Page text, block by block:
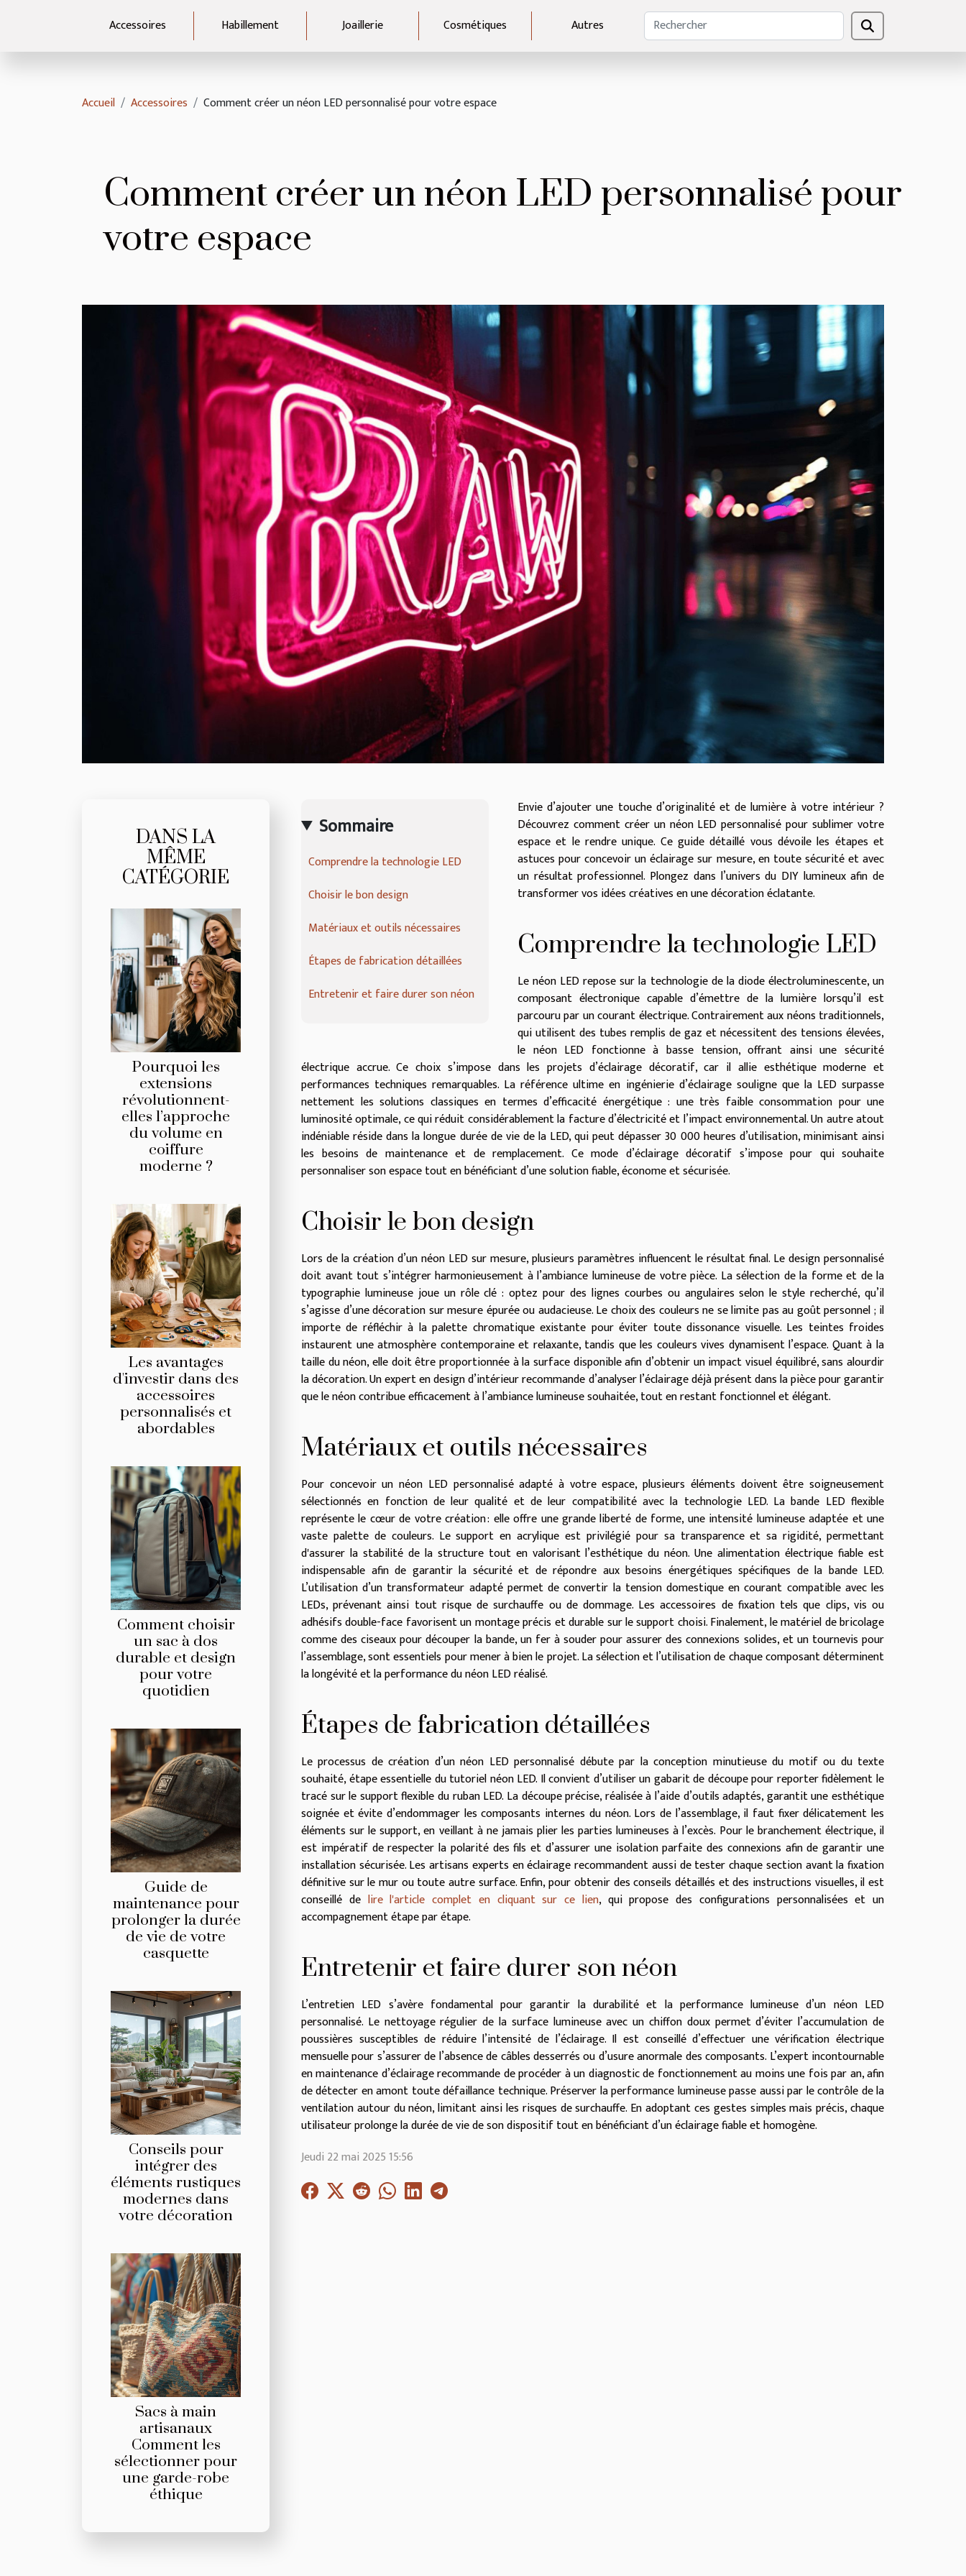
Accessoires Habillement Joaillerie Cosmétiques Autres
Accueil Accessoires Comment créer un néon LED personnalisé pour votre espace
Comment créer un néon LED personnalisé pour
votre espace
DANS LA
MÊME
CATÉGORIE
Pourquoi les
extensions
révolutionnent-
elles l’approche
du volume en
coiffure
moderne ?
Les avantages
d'investir dans des
accessoires
personnalisés et
abordables
Comment choisir
un sac à dos
durable et design
pour votre
quotidien
Guide de
maintenance pour
prolonger la durée
de vie de votre
casquette
Conseils pour
intégrer des
éléments rustiques
modernes dans
votre décoration
Sacs à main
artisanaux
Comment les
sélectionner pour
une garde-robe
éthique
Sommaire
Comprendre la technologie LED
Choisir le bon design
Matériaux et outils nécessaires
Étapes de fabrication détaillées
Entretenir et faire durer son néon
Envie d’ajouter une touche d’originalité et de lumière à votre intérieur ?
Découvrez comment créer un néon LED personnalisé pour sublimer votre
espace et le rendre unique. Ce guide détaillé vous dévoile les étapes et
astuces pour concevoir un éclairage sur mesure, en toute sécurité et avec
un résultat professionnel. Plongez dans l’univers du DIY lumineux afin de
transformer vos idées créatives en une décoration éclatante.
Comprendre la technologie LED
Le néon LED repose sur la technologie de la diode électroluminescente, un
composant électronique capable d’émettre de la lumière lorsqu’il est
parcouru par un courant électrique. Contrairement aux néons traditionnels,
qui utilisent des tubes remplis de gaz et nécessitent des tensions élevées,
le néon LED fonctionne à basse tension, offrant ainsi une sécurité
électrique accrue. Ce choix s’impose dans les projets d’éclairage décoratif, car il allie esthétique moderne et
performances techniques remarquables. La référence ultime en ingénierie d’éclairage souligne que la LED surpasse
nettement les solutions classiques en termes d’efficacité énergétique : une très faible consommation pour une
luminosité optimale, ce qui réduit considérablement la facture d’électricité et l’impact environnemental. Un autre atout
indéniable réside dans la longue durée de vie de la LED, qui peut dépasser 30 000 heures d’utilisation, minimisant ainsi
les besoins de maintenance et de remplacement. Ce mode d’éclairage décoratif s’impose pour qui souhaite
personnaliser son espace tout en bénéficiant d’une solution fiable, économe et sécurisée.
Choisir le bon design
Lors de la création d’un néon LED sur mesure, plusieurs paramètres influencent le résultat final. Le design personnalisé
doit avant tout s’intégrer harmonieusement à l’ambiance lumineuse de votre pièce. La sélection de la forme et de la
typographie lumineuse joue un rôle clé : optez pour des lignes courbes ou angulaires selon le style recherché, qu’il
s’agisse d’une décoration sur mesure épurée ou audacieuse. Le choix des couleurs ne se limite pas au goût personnel ; il
importe de réfléchir à la palette chromatique existante pour éviter toute dissonance visuelle. Les teintes froides
instaurent une atmosphère contemporaine et relaxante, tandis que les couleurs vives dynamisent l’espace. Quant à la
taille du néon, elle doit être proportionnée à la surface disponible afin d’obtenir un impact visuel équilibré, sans alourdir
la décoration. Un expert en design d’intérieur recommande d’analyser l’éclairage déjà présent dans la pièce pour garantir
que le néon contribue efficacement à l’ambiance lumineuse souhaitée, tout en restant fonctionnel et élégant.
Matériaux et outils nécessaires
Pour concevoir un néon LED personnalisé adapté à votre espace, plusieurs éléments doivent être soigneusement
sélectionnés en fonction de leur qualité et de leur compatibilité avec la technologie LED. La bande LED flexible
représente le cœur de votre création : elle offre une grande liberté de forme, une intensité lumineuse adaptée et une
vaste palette de couleurs. Le support en acrylique est privilégié pour sa transparence et sa rigidité, permettant
d'assurer la stabilité de la structure tout en valorisant l’esthétique du néon. Une alimentation électrique fiable est
indispensable afin de garantir la sécurité et de répondre aux besoins énergétiques spécifiques de la bande LED.
L’utilisation d’un transformateur adapté permet de convertir la tension domestique en courant compatible avec les
LEDs, prévenant ainsi tout risque de surchauffe ou de dommage. Les accessoires de fixation tels que clips, vis ou
adhésifs double-face favorisent un montage précis et durable sur le support choisi. Finalement, le matériel de bricolage
comme des ciseaux pour découper la bande, un fer à souder pour assurer des connexions solides, et un tournevis pour
l’assemblage, sont essentiels pour mener à bien le projet. La sélection et l’utilisation de chaque composant déterminent
la longévité et la performance du néon LED réalisé.
Étapes de fabrication détaillées
Le processus de création d’un néon LED personnalisé débute par la conception minutieuse du motif ou du texte
souhaité, étape essentielle du tutoriel néon LED. Il convient d’utiliser un gabarit de découpe pour reporter fidèlement le
tracé sur le support flexible du ruban LED. La découpe précise, réalisée à l’aide d’outils adaptés, garantit une esthétique
soignée et évite d’endommager les composants internes du néon. Lors de l’assemblage, il faut fixer délicatement les
éléments sur le support, en veillant à ne jamais plier les parties lumineuses à l’excès. Pour le branchement électrique, il
est impératif de respecter la polarité des fils et d’assurer une isolation parfaite des connexions afin de garantir une
installation sécurisée. Les artisans experts en éclairage recommandent aussi de tester chaque section avant la fixation
définitive sur le mur ou toute autre surface. Enfin, pour obtenir des conseils détaillés et des instructions visuelles, il est
conseillé de lire l'article complet en cliquant sur ce lien, qui propose des configurations personnalisées et un
accompagnement étape par étape.
Entretenir et faire durer son néon
L’entretien LED s’avère fondamental pour garantir la durabilité et la performance lumineuse d’un néon LED
personnalisé. Le nettoyage régulier de la surface lumineuse avec un chiffon doux permet d’éviter l’accumulation de
poussières susceptibles de réduire l’intensité de l’éclairage. Il est conseillé d’effectuer une vérification électrique
mensuelle pour s’assurer de l’absence de câbles desserrés ou d’usure anormale des composants. L’expert incontournable
en maintenance d’éclairage recommande de procéder à un diagnostic de fonctionnement au moins une fois par an, afin
de détecter en amont toute défaillance technique. Préserver la performance lumineuse passe aussi par le contrôle de la
ventilation autour du néon, limitant ainsi les risques de surchauffe. En adoptant ces gestes simples mais précis, chaque
utilisateur prolonge la durée de vie de son dispositif tout en bénéficiant d’un éclairage fiable et homogène.
Jeudi 22 mai 2025 15:56